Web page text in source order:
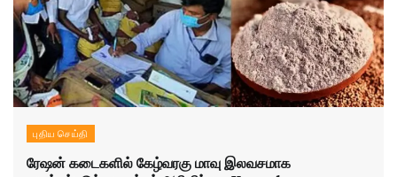
புதிய செய்தி
ரேஷன் கடைகளில் கேழ்வரகு மாவு இலவசமாக